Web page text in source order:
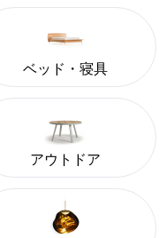
ベッド・寝具
アウトドア